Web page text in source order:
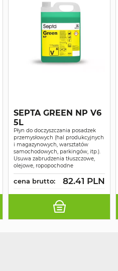
SEPTA GREEN NP V6
5L
Płyn do doczyszczania posadzek
przemysłowych (hal produkcyjnych
i magazynowych, warsztatów
samochodowych, parkingów, itp.).
Usuwa zabrudzenia tłuszczowe,
olejowe, ropopochodne
cena brutto: 82.41 PLN